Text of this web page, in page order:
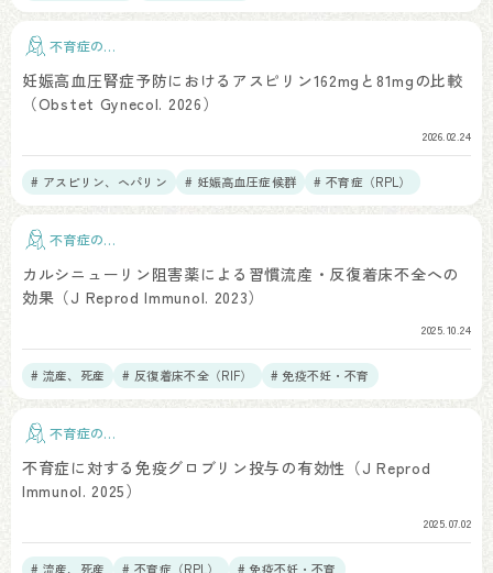
不育症の治
妊娠高血圧腎症予防におけるアスピリン162mgと81mgの比較
（Obstet Gynecol. 2026）
2026.02.24
# アスピリン、ヘパリン # 妊娠高血圧症候群 # 不育症（RPL）
不育症の治
カルシニューリン阻害薬による習慣流産・反復着床不全への
効果（J Reprod Immunol. 2023）
2025.10.24
# 流産、死産 # 反復着床不全（RIF） # 免疫不妊・不育
不育症の治
不育症に対する免疫グロブリン投与の有効性（J Reprod
Immunol. 2025）
2025.07.02
# 流産、死産 # 不育症（RPL） # 免疫不妊・不育